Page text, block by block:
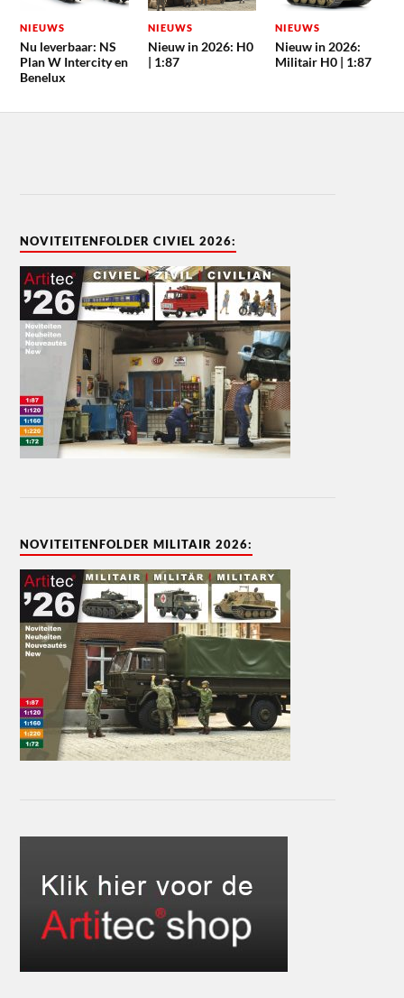
NIEUWS
Nu leverbaar: NS
Plan W Intercity en
Benelux
NIEUWS
Nieuw in 2026: H0
| 1:87
NIEUWS
Nieuw in 2026:
Militair H0 | 1:87
NOVITEITENFOLDER CIVIEL 2026:
NOVITEITENFOLDER MILITAIR 2026: